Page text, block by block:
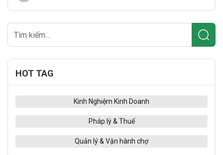
HOT TAG
Kinh Nghiệm Kinh Doanh
Pháp lý & Thuế
Quản lý & Vận hành chợ